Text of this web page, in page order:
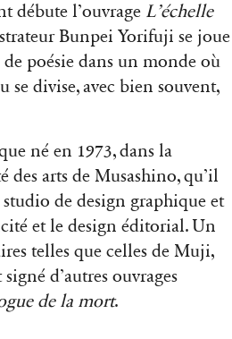
débute l’ouvrage L’échelle
Bunpei Yorifuji se joue
poésie dans un monde où
se divise, avec bien souvent,
né en 1973, dans la
des arts de Musashino, qu’il
de design graphique et
et le design éditorial. Un
telles que celles de Muji,
d’autres ouvrages
de la mort.